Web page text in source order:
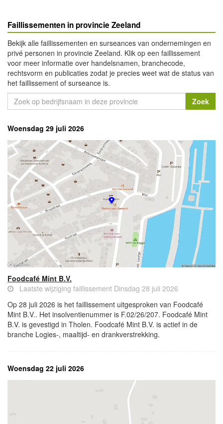
Faillissementen in provincie Zeeland
Bekijk alle faillissementen en surseances van ondernemingen en
privé personen in provincie Zeeland. Klik op een faillissement
voor meer informatie over handelsnamen, branchecode,
rechtsvorm en publicaties zodat je precies weet wat de status van
het faillissement of surseance is.
Woensdag 29 juli 2026
Foodcafé Mint B.V.
Laatste wijziging faillissement Dinsdag 28 juli 2026
Op 28 juli 2026 is het faillissement uitgesproken van Foodcafé
Mint B.V.. Het insolventienummer is F.02/26/207. Foodcafé Mint
B.V. is gevestigd in Tholen. Foodcafé Mint B.V. is actief in de
branche Logies-, maaltijd- en drankverstrekking.
Woensdag 22 juli 2026